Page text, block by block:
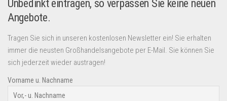
Unbedinkt eintragen, so verpassen Sie keine neuen
Angebote.
Tragen Sie sich in unseren kostenlosen Newsletter ein! Sie erhalten
immer die neusten Großhandelsangebote per E-Mail. Sie können Sie
sich jederzeit wieder austragen!
Vorname u. Nachname